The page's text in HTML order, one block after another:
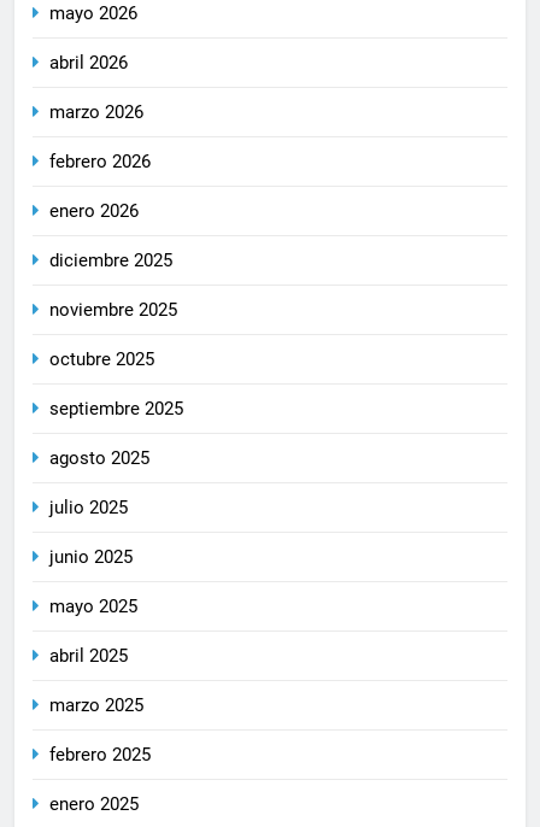
mayo 2026
abril 2026
marzo 2026
febrero 2026
enero 2026
diciembre 2025
noviembre 2025
octubre 2025
septiembre 2025
agosto 2025
julio 2025
junio 2025
mayo 2025
abril 2025
marzo 2025
febrero 2025
enero 2025